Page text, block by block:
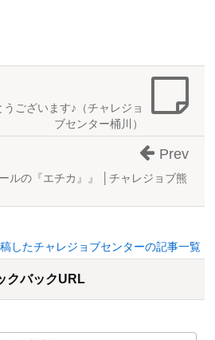
ございます♪（チャレジョ
ブセンター桶川）
ルの『エチカ』』 │チャレジョブ熊
Prev
したチャレジョブセンターの記事一覧
クバックURL